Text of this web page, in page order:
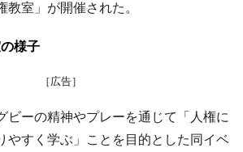
室」が開催された。
様子
［広告］
ーの精神やプレーを通じて「人権に
やすく学ぶ」ことを目的とした同イベ